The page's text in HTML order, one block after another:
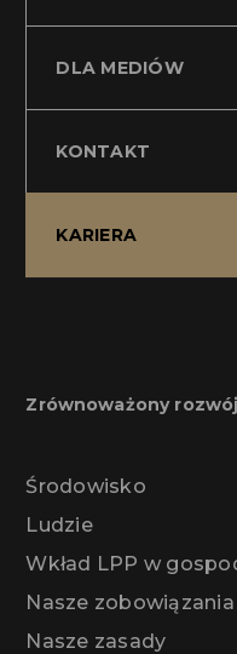
DLA MEDIÓW
KONTAKT
KARIERA
Zrównoważony rozwój
Środowisko
Ludzie
Wkład LPP w
Nasze zobowiązania
Nasze zasady